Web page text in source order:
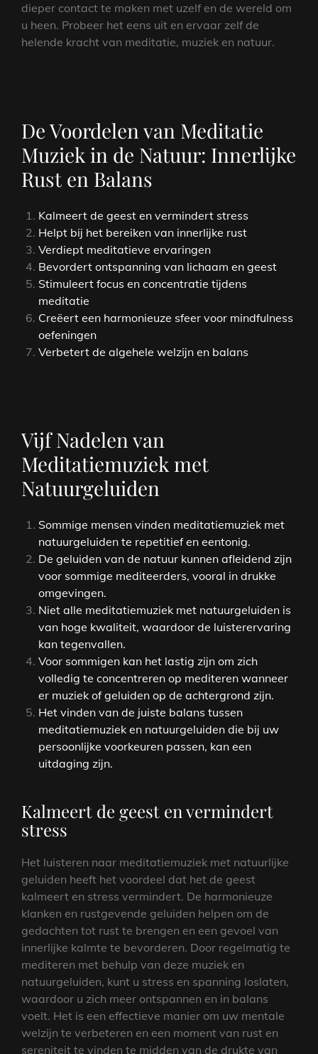
dieper contact te maken met uzelf en de wereld om
u heen. Probeer het eens uit en ervaar zelf de
helende kracht van meditatie, muziek en natuur.
De Voordelen van Meditatie
Muziek in de Natuur: Innerlijke
Rust en Balans
Kalmeert de geest en vermindert stress
Helpt bij het bereiken van innerlijke rust
Verdiept meditatieve ervaringen
Bevordert ontspanning van lichaam en geest
Stimuleert focus en concentratie tijdens
meditatie
Creëert een harmonieuze sfeer voor mindfulness
oefeningen
Verbetert de algehele welzijn en balans
Vijf Nadelen van
Meditatiemuziek met
Natuurgeluiden
Sommige mensen vinden meditatiemuziek met
natuurgeluiden te repetitief en eentonig.
De geluiden van de natuur kunnen afleidend zijn
voor sommige mediteerders, vooral in drukke
omgevingen.
Niet alle meditatiemuziek met natuurgeluiden is
van hoge kwaliteit, waardoor de luisterervaring
kan tegenvallen.
Voor sommigen kan het lastig zijn om zich
volledig te concentreren op mediteren wanneer
er muziek of geluiden op de achtergrond zijn.
Het vinden van de juiste balans tussen
meditatiemuziek en natuurgeluiden die bij uw
persoonlijke voorkeuren passen, kan een
uitdaging zijn.
Kalmeert de geest en vermindert
stress
Het luisteren naar meditatiemuziek met natuurlijke
geluiden heeft het voordeel dat het de geest
kalmeert en stress vermindert. De harmonieuze
klanken en rustgevende geluiden helpen om de
gedachten tot rust te brengen en een gevoel van
innerlijke kalmte te bevorderen. Door regelmatig te
mediteren met behulp van deze muziek en
natuurgeluiden, kunt u stress en spanning loslaten,
waardoor u zich meer ontspannen en in balans
voelt. Het is een effectieve manier om uw mentale
welzijn te verbeteren en een moment van rust en
sereniteit te vinden te midden van de drukte van